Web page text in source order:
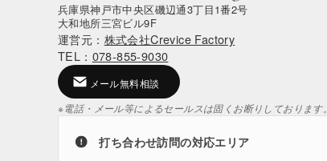
兵庫県神戸市中央区磯辺通3丁目1番2号
大和地所三宮ビル9F
運営元： 株式会社Crevice Factory
TEL： 078-855-9030
メール無料相談
※電話・メール等によるセールスは固くお断りしております。
打ち合わせ訪問の対応エリア